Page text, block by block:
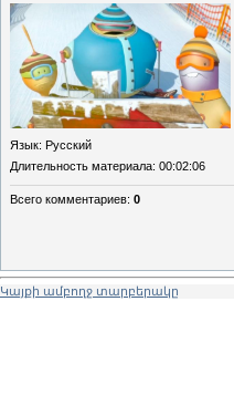
Язык: Русский
Длительность материала: 00:02:06
Всего комментариев: 0
Կայքի ամբողջ տարբերակը